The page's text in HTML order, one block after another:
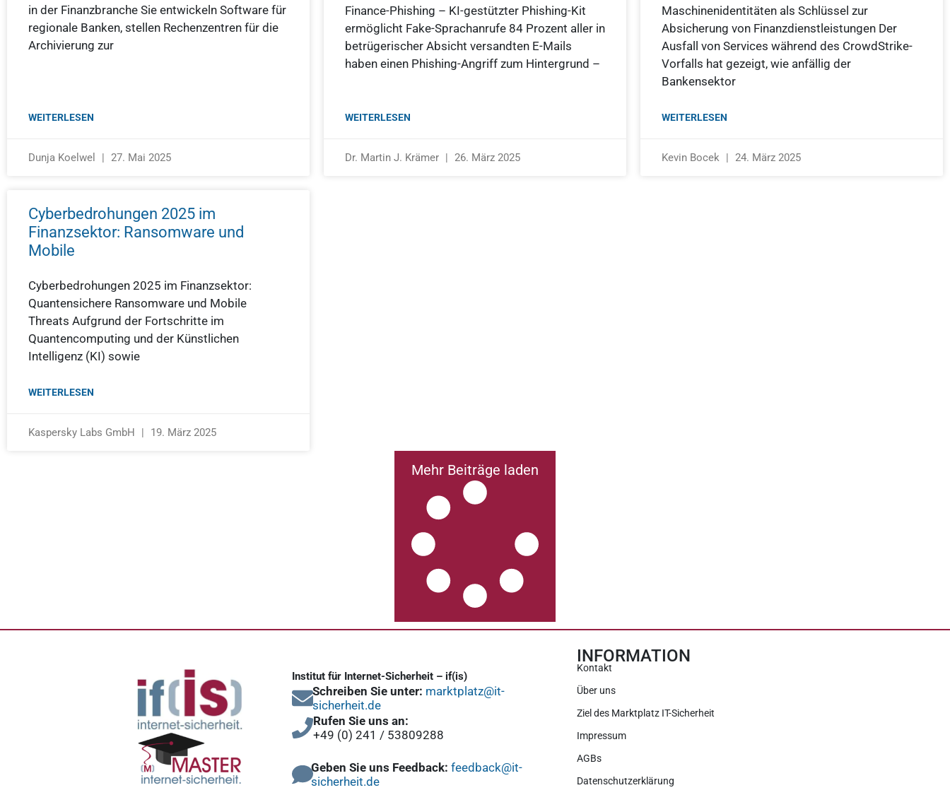
in der Finanzbranche Sie entwickeln Software für
regionale Banken, stellen Rechenzentren für die
Archivierung zur
WEITERLESEN
Dunja Koelwel 27. Mai 2025
Finance-Phishing – KI-gestützter Phishing-Kit
ermöglicht Fake-Sprachanrufe 84 Prozent aller in
betrügerischer Absicht versandten E-Mails
haben einen Phishing-Angriff zum Hintergrund –
WEITERLESEN
Dr. Martin J. Krämer 26. März 2025
Maschinenidentitäten als Schlüssel zur
Absicherung von Finanzdienstleistungen Der
Ausfall von Services während des CrowdStrike-
Vorfalls hat gezeigt, wie anfällig der
Bankensektor
WEITERLESEN
Kevin Bocek 24. März 2025
Cyberbedrohungen 2025 im
Finanzsektor: Ransomware und
Mobile
Cyberbedrohungen 2025 im Finanzsektor:
Quantensichere Ransomware und Mobile
Threats Aufgrund der Fortschritte im
Quantencomputing und der Künstlichen
Intelligenz (KI) sowie
WEITERLESEN
Kaspersky Labs GmbH 19. März 2025
Mehr Beiträge laden
Institut für Internet-Sicherheit – if(is)
Schreiben Sie unter: marktplatz@it-
sicherheit.de
Rufen Sie uns an:
+49 (0) 241 / 53809288
Geben Sie uns Feedback: feedback@it-
sicherheit.de
INFORMATION
Kontakt
Über uns
Ziel des Marktplatz IT-Sicherheit
Impressum
AGBs
Datenschutzerklärung